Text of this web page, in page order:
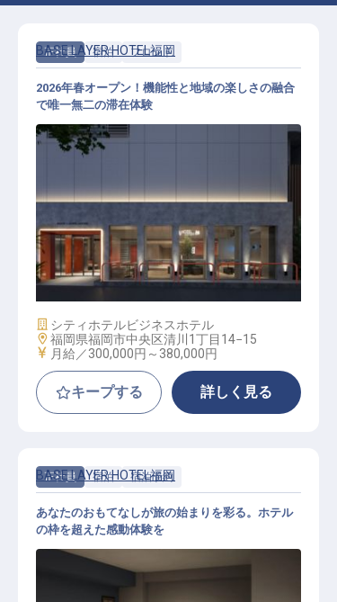
正社員 宿泊 フロント
フロント│月給30万円〜／感性を磨
き街の魅力を届ける／実質年休112
日
BASE LAYER HOTEL福岡
2026年春オープン！機能性と地域の楽しさの融合
で唯一無二の滞在体験
施設業態
シティホテルビジネスホテル
勤務地
福岡県福岡市中央区清川1丁目14−15
給与
月給／300,000円～ 380,000円
キープする 詳しく見る
正社員 宿泊 宿泊予約
BASE LAYER HOTEL福岡
あなたのおもてなしが旅の始まりを彩る。ホテル
の枠を超えた感動体験を